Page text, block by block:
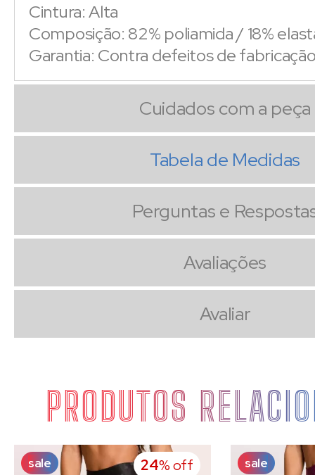
Cintura: Alta
Composição: 82% poliamida / 18%
Garantia: Contra defeitos de
Cuidados com a peça
Tabela de Medidas
Perguntas e
Avaliações
Avaliar
PRODUTOS
sale 24% off sale